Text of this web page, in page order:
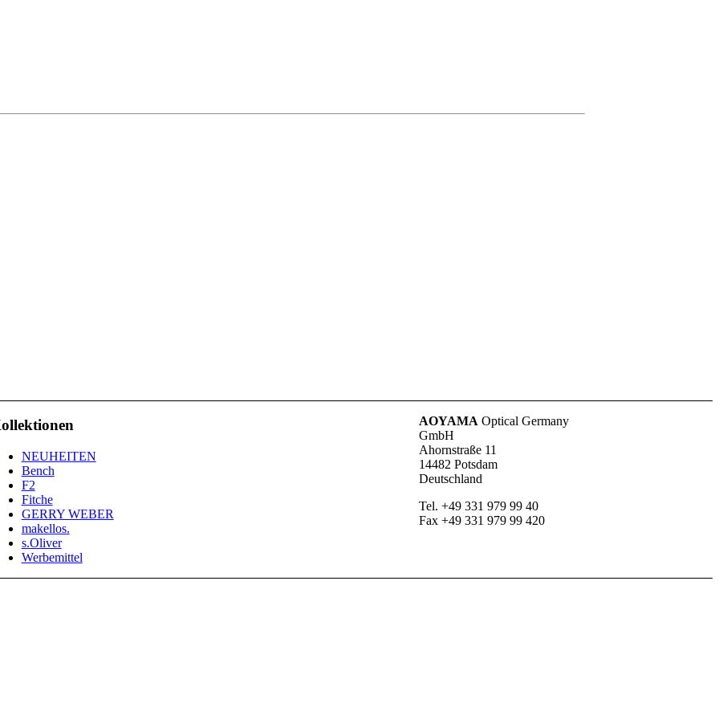
NEUHEITEN
Bench
F2
Fitche
GERRY WEBER
makellos.
s.Oliver
Werbemittel
AOYAMA Optical Germany
GmbH
Ahornstraße 11
14482 Potsdam
Deutschland
Tel. +49 331 979 99 40
Fax +49 331 979 99 420